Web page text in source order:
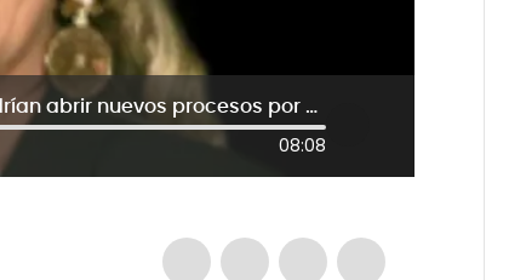
Cajar: archivos desclasificados del DAS podrían abrir nuevos procesos por violaciones de DD.HH.
08:08